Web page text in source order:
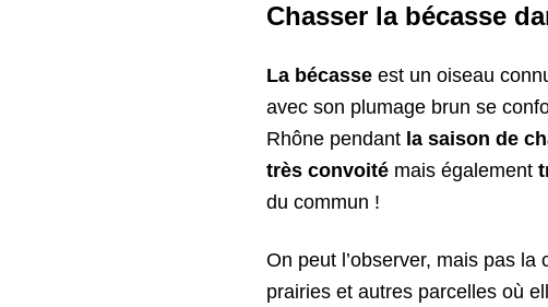
Chasser la bécasse
La bécasse est un oiseau
avec son plumage brun se
Rhône pendant la saison de
très convoité mais également
du commun !
On peut l’observer, mais pas
prairies et autres parcelles où